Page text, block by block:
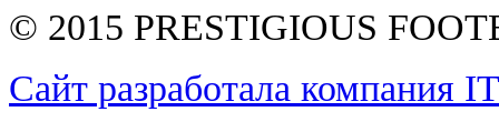
© 2015 PRESTIGIOUS
Сайт разработала компания